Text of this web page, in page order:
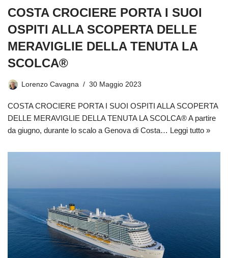
COSTA CROCIERE PORTA I SUOI
OSPITI ALLA SCOPERTA DELLE
MERAVIGLIE DELLA TENUTA LA
SCOLCA®
Lorenzo Cavagna 30 Maggio 2023
COSTA CROCIERE PORTA I SUOI OSPITI ALLA SCOPERTA
DELLE MERAVIGLIE DELLA TENUTA LA SCOLCA® A partire
da giugno, durante lo scalo a Genova di Costa… Leggi tutto »